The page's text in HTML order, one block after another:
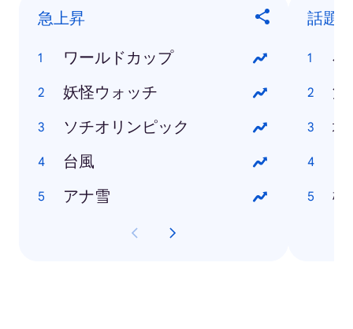
急上昇
ワールドカップ
妖怪ウォッチ
ソチオリンピック
台風
アナ雪
話題
小
浅
塩
橋